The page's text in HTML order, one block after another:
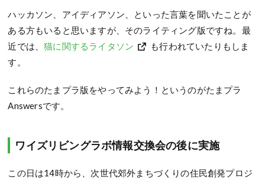
ハッカソン、アイディアソン、といった言葉を聞いたことが
ある方もいると思いますが、そのライティング版ですね。最
近では、猫に関するライタソン
も行われていたりもしま
す。
これらのたまプラ版をやってみよう！というのがたまプラ
Answersです。
ワイズリビングラボ情報交換会の後に実施
この日は14時から、次世代郊外まちづくりの住民創発プロジ